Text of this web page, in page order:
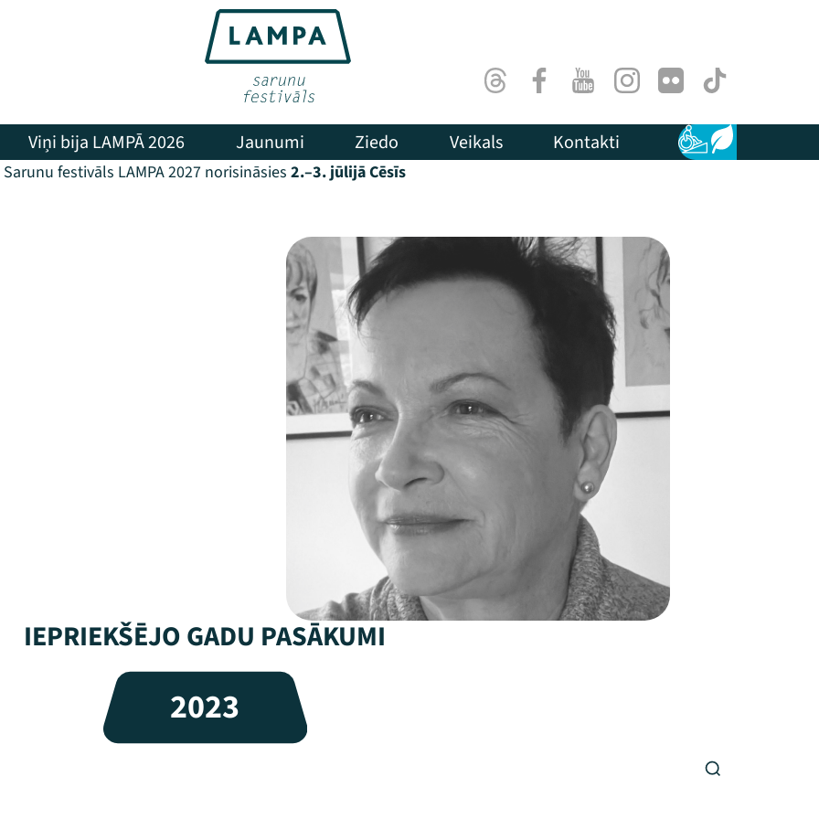
ThreadsFacebookYoutubeInstagram
Flick TikTok
Viņi bija LAMPĀ 2026 Jaunumi Ziedo Veikals Kontakti Pieejamība
Ilgtspēja
Sarunu festivāls LAMPA 2027 norisināsies 2.–3. jūlijā Cēsīs
IEPRIEKŠĒJO GADU PASĀKUMI
2023